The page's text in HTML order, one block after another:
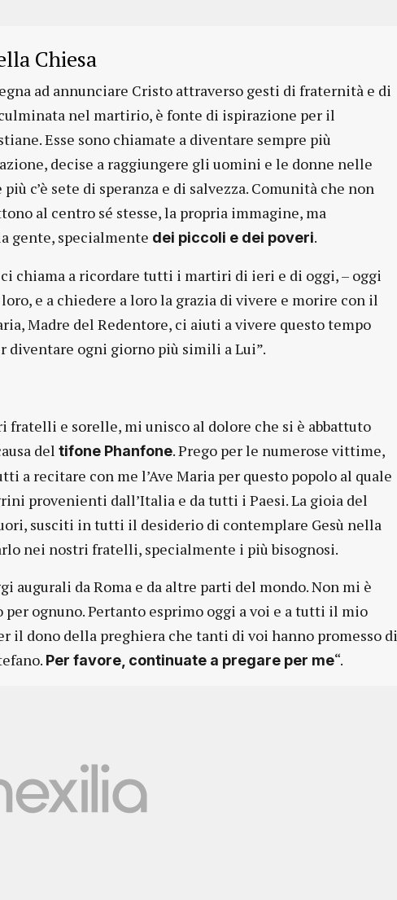
Chiesa
ad annunciare Cristo attraverso gesti di fraternità e di
nel martirio, è fonte di ispirazione per il
Esse sono chiamate a diventare sempre più
decise a raggiungere gli uomini e le donne nelle
c’è sete di speranza e di salvezza. Comunità che non
al centro sé stesse, la propria immagine, ma
gente, specialmente dei piccoli e dei poveri.
chiama a ricordare tutti i martiri di ieri e di oggi, – oggi
e a chiedere a loro la grazia di vivere e morire con il
Madre del Redentore, ci aiuti a vivere questo tempo
diventare ogni giorno più simili a Lui”.
fratelli e sorelle, mi unisco al dolore che si è abbattuto
del tifone Phanfone. Prego per le numerose vittime,
recitare con me l’Ave Maria per questo popolo al quale
provenienti dall’Italia e da tutti i Paesi. La gioia del
susciti in tutti il desiderio di contemplare Gesù nella
nei nostri fratelli, specialmente i più bisognosi.
augurali da Roma e da altre parti del mondo. Non mi è
per ognuno. Pertanto esprimo oggi a voi e a tutti il mio
il dono della preghiera che tanti di voi hanno promesso di
Per favore, continuate a pregare per me“.